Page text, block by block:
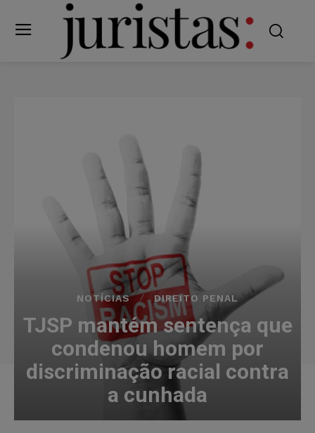
NOTÍCIAS DIREITO PENAL
TJSP mantém sentença que
condenou homem por
discriminação racial contra
a cunhada